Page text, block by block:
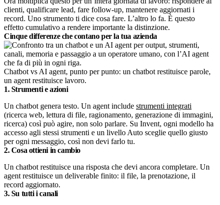
clienti, qualificare lead, fare follow-up, mantenere aggiornati i
record. Uno strumento ti dice cosa fare. L’altro lo fa. È questo
effetto cumulativo a rendere importante la distinzione.
Cinque differenze che contano per la tua azienda
Chatbot vs AI agent, punto per punto: un chatbot restituisce parole,
un agent restituisce lavoro.
1. Strumenti e azioni
Un chatbot genera testo. Un agent include strumenti integrati
(ricerca web, lettura di file, ragionamento, generazione di immagini,
ricerca) così può agire, non solo parlare. Su Invent, ogni modello ha
accesso agli stessi strumenti e un livello Auto sceglie quello giusto
per ogni messaggio, così non devi farlo tu.
2. Cosa ottieni in cambio
Un chatbot restituisce una risposta che devi ancora completare. Un
agent restituisce un deliverable finito: il file, la prenotazione, il
record aggiornato.
3. Su tutti i canali